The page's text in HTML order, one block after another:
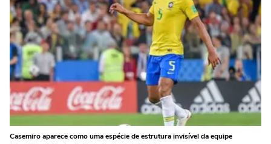
Casemiro aparece como uma espécie de estrutura invisível da equipe